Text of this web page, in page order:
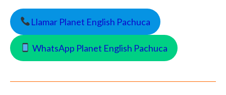
Llamar Planet English Pachuca
WhatsApp Planet English Pachuca